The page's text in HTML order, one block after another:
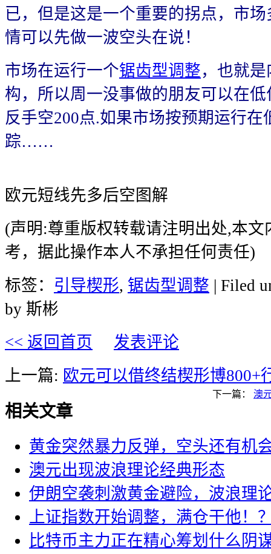
已，但是这是一个重要的拐点，市
情可以先做一波空头在说！
市场在运行一个锯齿型调整，也就
构，所以周一没事做的朋友可以在
反手空200点.如果市场按预期运行在
踪……
欧元短线先多后空图解
(声明:尊重版权转载请注明出处,本文
考，据此操作本人不承担任何责任)
标签： 引导楔形, 锯齿型调整 | Filed
by 斯彬
<< 返回首页
发表评论
上一篇: 欧元可以借终结楔形博800+
下一篇： 澳
相关文章
黄金突然暴力反弹，空头还有机
澳元出现波浪理论经典形态
伊朗空袭刺激黄金避险，波浪理
上证指数开始调整，满仓干他！
比特币主力正在精心筹划什么阴